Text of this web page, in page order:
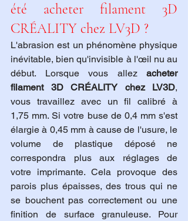
été acheter filament 3D
CRÉALITY chez LV3D ?
L'abrasion est un phénomène physique
inévitable, bien qu'invisible à l'œil nu au
début. Lorsque vous allez acheter
filament 3D CRÉALITY chez LV3D,
vous travaillez avec un fil calibré à
1,75 mm. Si votre buse de 0,4 mm s'est
élargie à 0,45 mm à cause de l'usure, le
volume de plastique déposé ne
correspondra plus aux réglages de
votre imprimante. Cela provoque des
parois plus épaisses, des trous qui ne
se bouchent pas correctement ou une
finition de surface granuleuse. Pour